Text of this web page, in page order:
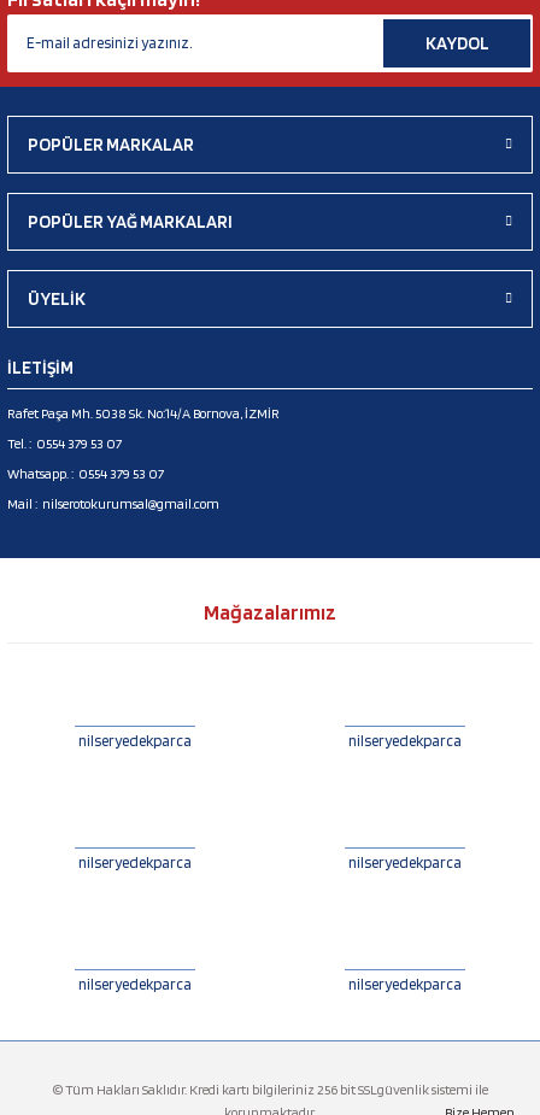
KAYDOL
POPÜLER MARKALAR
POPÜLER YAĞ MARKALARI
ÜYELİK
İLETİŞİM
Rafet Paşa Mh. 5038 Sk. No:14/A Bornova, İZMİR
Tel. : 0554 379 53 07
Whatsapp. : 0554 379 53 07
Mail : nilserotokurumsal@gmail.com
Mağazalarımız
nilseryedekparca nilseryedekparca
nilseryedekparca nilseryedekparca
nilseryedekparca nilseryedekparca
© Tüm Hakları Saklıdır. Kredi kartı bilgileriniz 256 bit SSLgüvenlik sistemi ile